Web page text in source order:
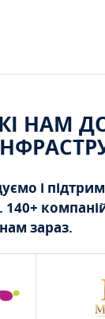
НАМ
і
140+
нам зараз.